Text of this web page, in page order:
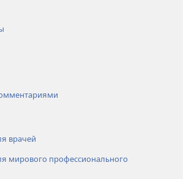
врачей
мирового профессионального